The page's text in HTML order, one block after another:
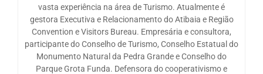
vasta experiência na área de Turismo. Atualmente é
gestora Executiva e Relacionamento do Atibaia e Região
Convention e Visitors Bureau. Empresária e consultora,
participante do Conselho de Turismo, Conselho Estatual do
Monumento Natural da Pedra Grande e Conselho do
Parque Grota Funda. Defensora do cooperativismo e